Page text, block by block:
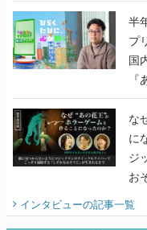
半
プ
国
て
な
になっ
ジ
お
インタビューの記事一覧